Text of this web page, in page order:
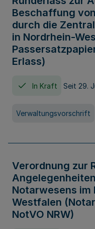
Beschaffung
durch die
in Nordrhein-
Erlass)
In Kraft Seit 29.
Verwaltungsvorschrift
Verordnung zur
Notarwesens im
Westfalen
NotVO NRW)